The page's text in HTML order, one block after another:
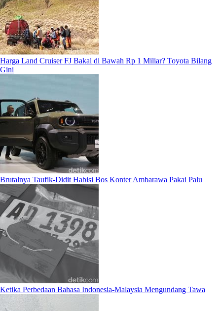
Harga Land Cruiser FJ Bakal di Bawah Rp 1 Miliar? Toyota Bilang
Gini
Brutalnya Taufik-Didit Habisi Bos Konter Ambarawa Pakai Palu
Ketika Perbedaan Bahasa Indonesia-Malaysia Mengundang Tawa